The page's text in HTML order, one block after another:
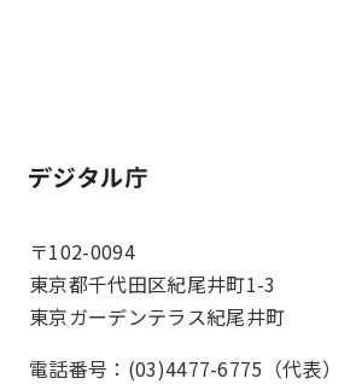
ホーム
〒102-0094
東京都千代田区紀尾井町1-3
東京ガーデンテラス紀尾井町
電話番号：(03)4477-6775（代表）